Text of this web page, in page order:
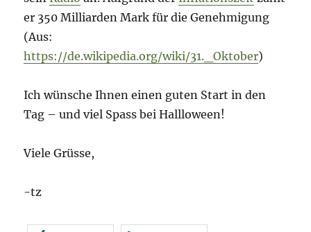
er 350 Milliarden Mark für die Genehmigung
(Aus:
https://de.wikipedia.org/wiki/31._Oktober)
Ich wünsche Ihnen einen guten Start in den
Tag – und viel Spass bei Hallloween!
Viele Grüsse,
-tz